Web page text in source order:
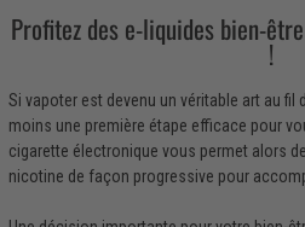
Profitez des e-liquides bien-
!
Si vapoter est devenu un véritable art au fil
moins une première étape efficace pour
cigarette électronique vous permet alors
nicotine de façon progressive pour